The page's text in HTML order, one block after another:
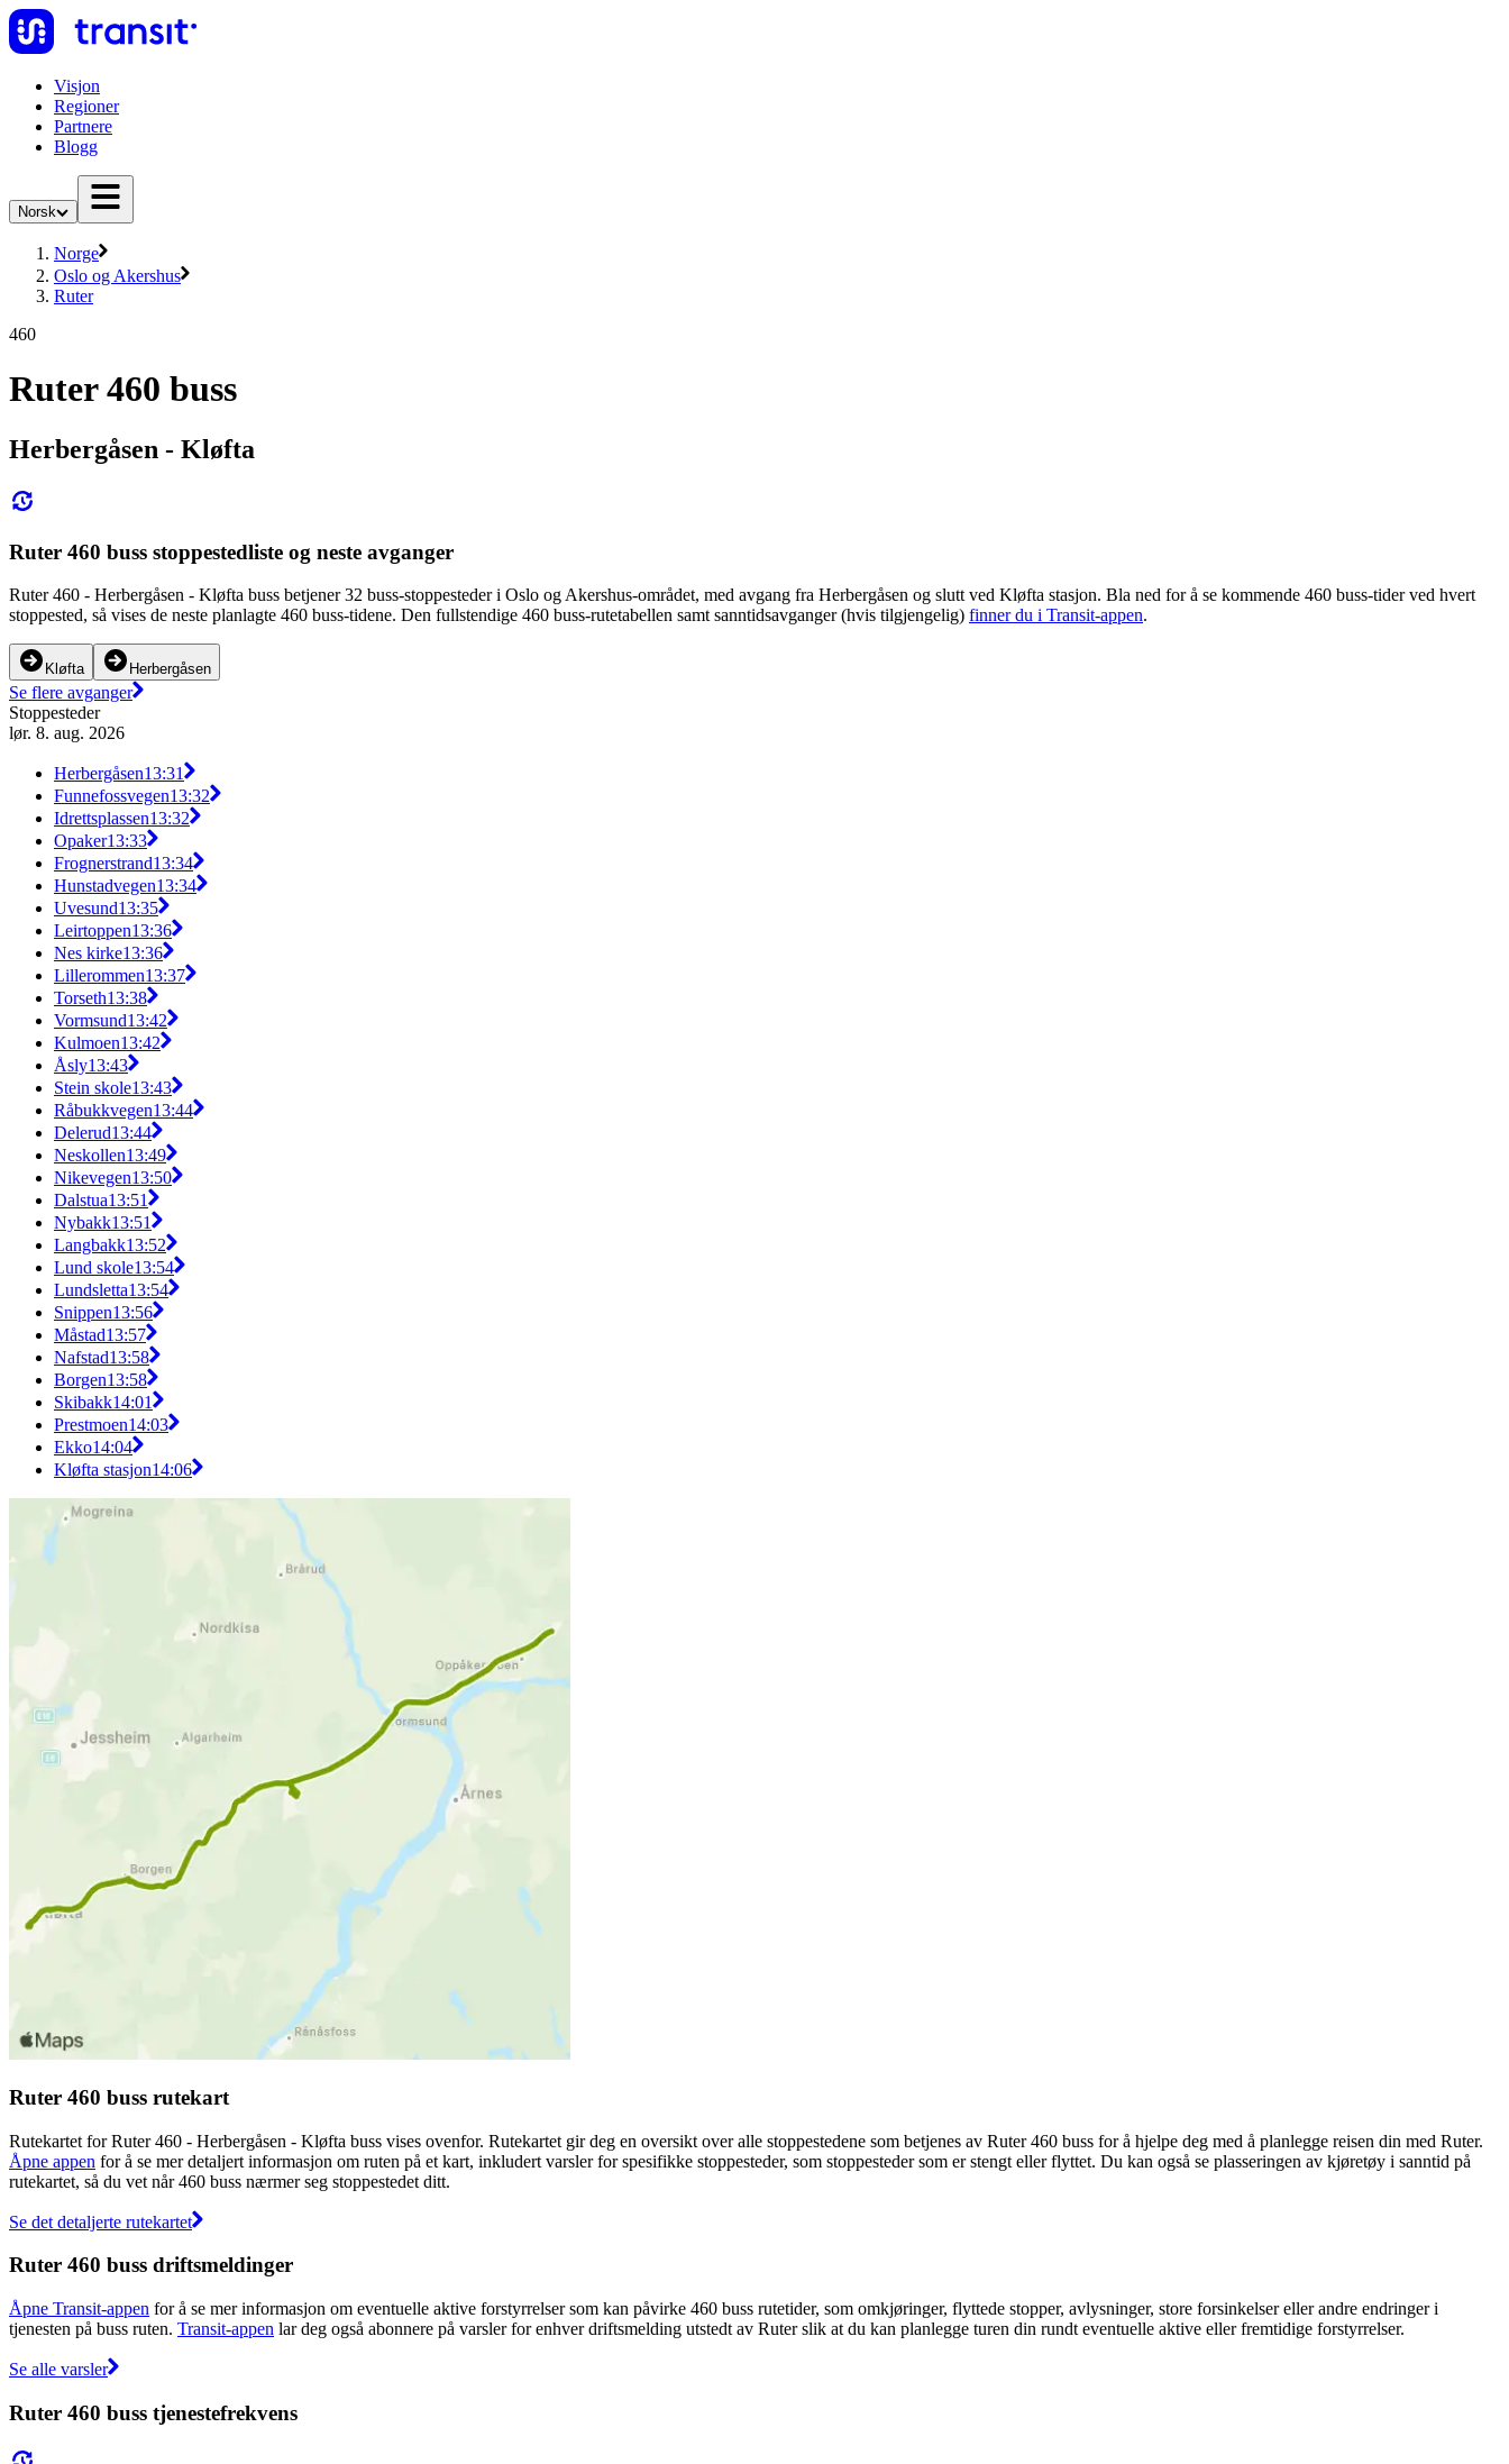
Visjon
Regioner
Partnere
Blogg
Norsk
Norge
Oslo og Akershus
Ruter
460
Ruter 460 buss
Herbergåsen - Kløfta
Ruter 460 buss stoppestedliste og neste avganger
Ruter 460 - Herbergåsen - Kløfta buss betjener 32 buss-stoppesteder i Oslo og Akershus-området, med avgang fra Herbergåsen og slutt ved Kløfta stasjon. Bla ned for å se kommende 460 buss-tider ved hvert
stoppested, så vises de neste planlagte 460 buss-tidene. Den fullstendige 460 buss-rutetabellen samt sanntidsavganger (hvis tilgjengelig) finner du i Transit-appen.
Kløfta Herbergåsen
Se flere avganger
Stoppesteder
lør. 8. aug. 2026
Herbergåsen13:31
Funnefossvegen13:32
Idrettsplassen13:32
Opaker13:33
Frognerstrand13:34
Hunstadvegen13:34
Uvesund13:35
Leirtoppen13:36
Nes kirke13:36
Lillerommen13:37
Torseth13:38
Vormsund13:42
Kulmoen13:42
Åsly13:43
Stein skole13:43
Råbukkvegen13:44
Delerud13:44
Neskollen13:49
Nikevegen13:50
Dalstua13:51
Nybakk13:51
Langbakk13:52
Lund skole13:54
Lundsletta13:54
Snippen13:56
Måstad13:57
Nafstad13:58
Borgen13:58
Skibakk14:01
Prestmoen14:03
Ekko14:04
Kløfta stasjon14:06
Ruter 460 buss rutekart
Rutekartet for Ruter 460 - Herbergåsen - Kløfta buss vises ovenfor. Rutekartet gir deg en oversikt over alle stoppestedene som betjenes av Ruter 460 buss for å hjelpe deg med å planlegge reisen din med Ruter.
Åpne appen for å se mer detaljert informasjon om ruten på et kart, inkludert varsler for spesifikke stoppesteder, som stoppesteder som er stengt eller flyttet. Du kan også se plasseringen av kjøretøy i sanntid på
rutekartet, så du vet når 460 buss nærmer seg stoppestedet ditt.
Se det detaljerte rutekartet
Ruter 460 buss driftsmeldinger
Åpne Transit-appen for å se mer informasjon om eventuelle aktive forstyrrelser som kan påvirke 460 buss rutetider, som omkjøringer, flyttede stopper, avlysninger, store forsinkelser eller andre endringer i
tjenesten på buss ruten. Transit-appen lar deg også abonnere på varsler for enhver driftsmelding utstedt av Ruter slik at du kan planlegge turen din rundt eventuelle aktive eller fremtidige forstyrrelser.
Se alle varsler
Ruter 460 buss tjenestefrekvens